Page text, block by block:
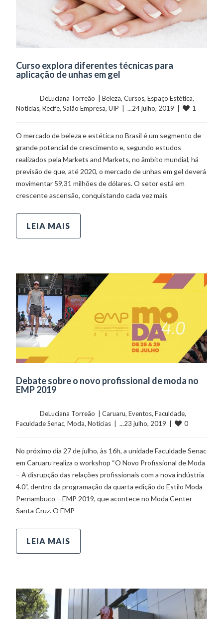
Curso explora diferentes técnicas para
aplicação de unhas em gel
	    	DeLuciana Torreão  |
Beleza, Cursos, Espaço Estética
Notícias, Recife, Salão Empresa, UIP
  |  ...24 julho, 2019  |
1
O mercado de beleza e estética no Brasil é um segmento de
grande potencial de crescimento e, segundo estudos
realizados pela Markets and Markets, no âmbito mundial, há
previsão de que, até 2020, o mercado de unhas em gel deverá
movimentar 59,31 milhões de dólares. O setor está em
crescente ascensão, conquistando cada vez mais
LEIA MAIS
Debate sobre o novo profissional de moda no
EMP 2019
	    	DeLuciana Torreão  |
Caruaru, Eventos, Faculdade
Faculdade Senac, Moda, Notícias
  |  ...23 julho, 2019  |
0
No próximo dia 27 de julho, às 16h, a unidade Faculdade Senac
em Caruaru realiza o workshop “O Novo Profissional de Moda
– A disrupção das relações profissionais com a nova indústria
4.0“, dentro da programação da quarta edição do Estilo Moda
Pernambuco – EMP 2019, que acontece no Moda Center
Santa Cruz. O EMP
LEIA MAIS